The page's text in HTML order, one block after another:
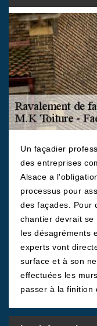
Un façadier
des entreprises
Alsace a
processus pour
des façades. Pour
chantier devrait
les désagréments
experts vont
surface et à son
effectuées les
passer à la finition